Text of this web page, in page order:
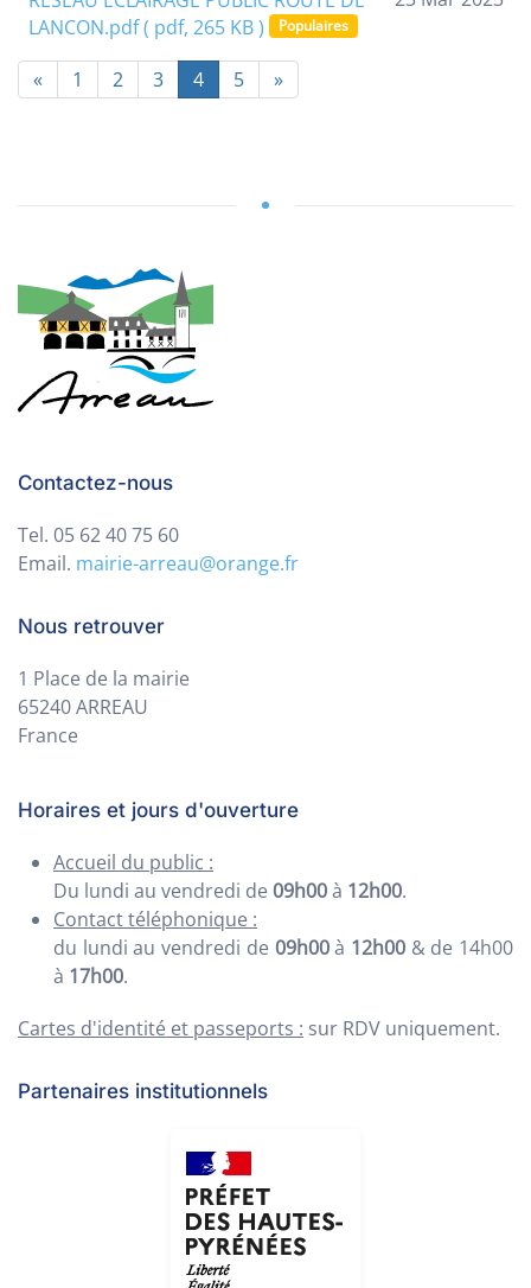
f
LANCON.pdf( pdf, 265 KB ) Populaires
« 1 2 3 4 5 »
Contactez-nous
Tel. 05 62 40 75 60
Email. mairie-arreau@orange.fr
Nous retrouver
1 Place de la mairie
65240 ARREAU
France
Horaires et jours d'ouverture
Accueil du public :
Du lundi au vendredi de 09h00à 12h00.
Contact téléphonique :
du lundi au vendredi de 09h00à 12h00& de 14h00
à 17h00.
Cartes d'identité et passeports : sur RDV uniquement.
Partenaires institutionnels